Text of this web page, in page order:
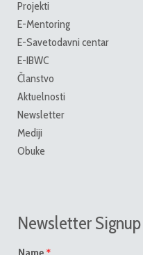
Projekti
E-Mentoring
E-Savetodavni centar
E-IBWC
Članstvo
Aktuelnosti
Newsletter
Mediji
Obuke
Newsletter